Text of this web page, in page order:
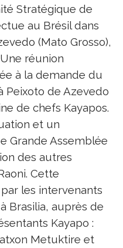
Stratégique de
au Brésil dans
(Mato Grosso),
réunion
à la demande du
Peixoto de Azevedo
de chefs Kayapos.
et un
Grande Assemblée
des autres
Cette
les intervenants
Brasilia, auprès de
Kayapo :
Metuktire et